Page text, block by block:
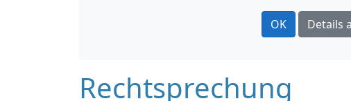
OK Details
Rechtsprechung